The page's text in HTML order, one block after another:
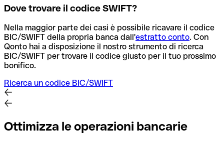
Dove trovare il codice SWIFT?
Nella maggior parte dei casi è possibile ricavare il codice
BIC/SWIFT della propria banca dall'estratto conto. Con
Qonto hai a disposizione il nostro strumento di ricerca
BIC/SWIFT per trovare il codice giusto per il tuo prossimo
bonifico.
Ricerca un codice BIC/SWIFT
Ottimizza le operazioni bancarie